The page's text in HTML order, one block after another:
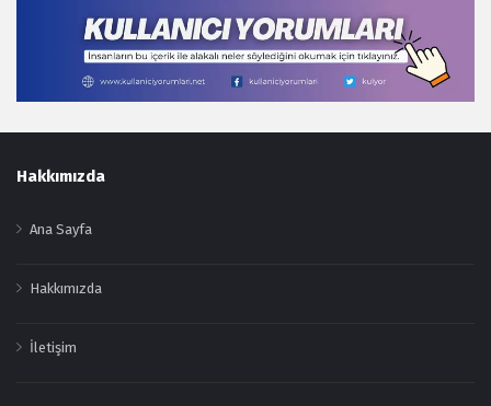
Footer
Hakkımızda
Ana Sayfa
Hakkımızda
İletişim